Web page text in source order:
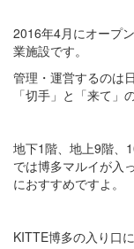
2016年4月にオープ
業施設です。
管理・運営するのは
「切手」と「来て」
地下1階、地上9階、
では博多マルイが入
におすすめですよ。
KITTE博多の入り口